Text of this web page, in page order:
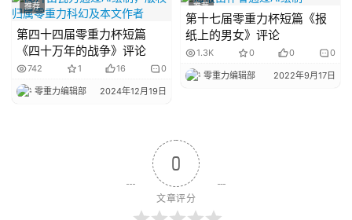
推荐
第四十四届零重力杯短篇
《四十万年的战争》评论
742 1 16 0
零重力编辑部 2024年12月19日
推荐
第十七届零重力杯短篇《报
纸上的男女》评论
1.3K 0 0 0
零重力编辑部 2022年9月17日
0
文章评分